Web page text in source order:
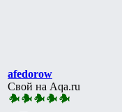
afedorow
Свой на Aqa.ru